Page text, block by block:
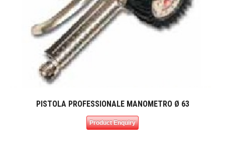
PISTOLA PROFESSIONALE MANOMETRO Ø 63
Product Enquiry